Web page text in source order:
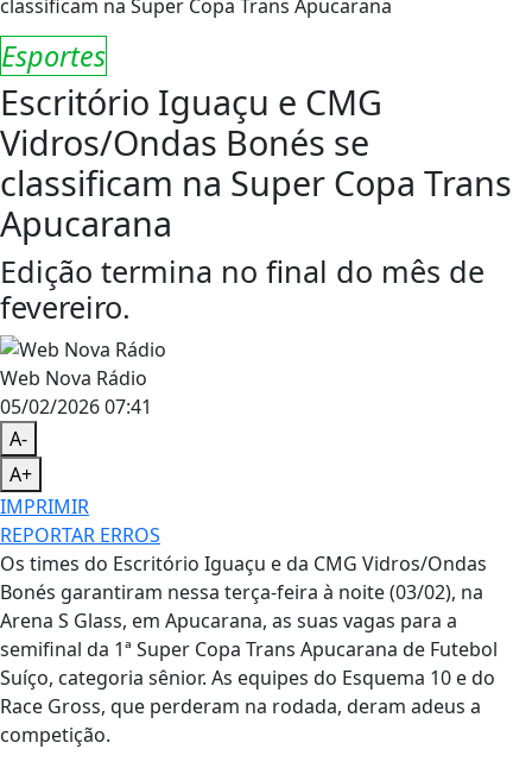
Esportes
Escritório Iguaçu e CMG
Vidros/Ondas Bonés se
classificam na Super Copa Trans
Apucarana
Edição termina no final do mês de
fevereiro.
Web Nova Rádio
05/02/2026 07:41
A-
A+
IMPRIMIR
REPORTAR ERROS
Os times do Escritório Iguaçu e da CMG Vidros/Ondas
Bonés garantiram nessa terça-feira à noite (03/02), na
Arena S Glass, em Apucarana, as suas vagas para a
semifinal da 1ª Super Copa Trans Apucarana de Futebol
Suíço, categoria sênior. As equipes do Esquema 10 e do
Race Gross, que perderam na rodada, deram adeus a
competição.